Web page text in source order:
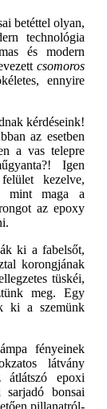
betéttel olyan,
technológia
és modern
csomoros
ennyire
kérdéseink!
az esetben
a vas telepre
Igen
kezelve,
mint maga a
az epoxy
ki a fabelsőt,
korongjának
tüskéi,
meg. Egy
ki a szemünk
fényeinek
látvány
epoxi
sarjadó bonsai
pillanatról-